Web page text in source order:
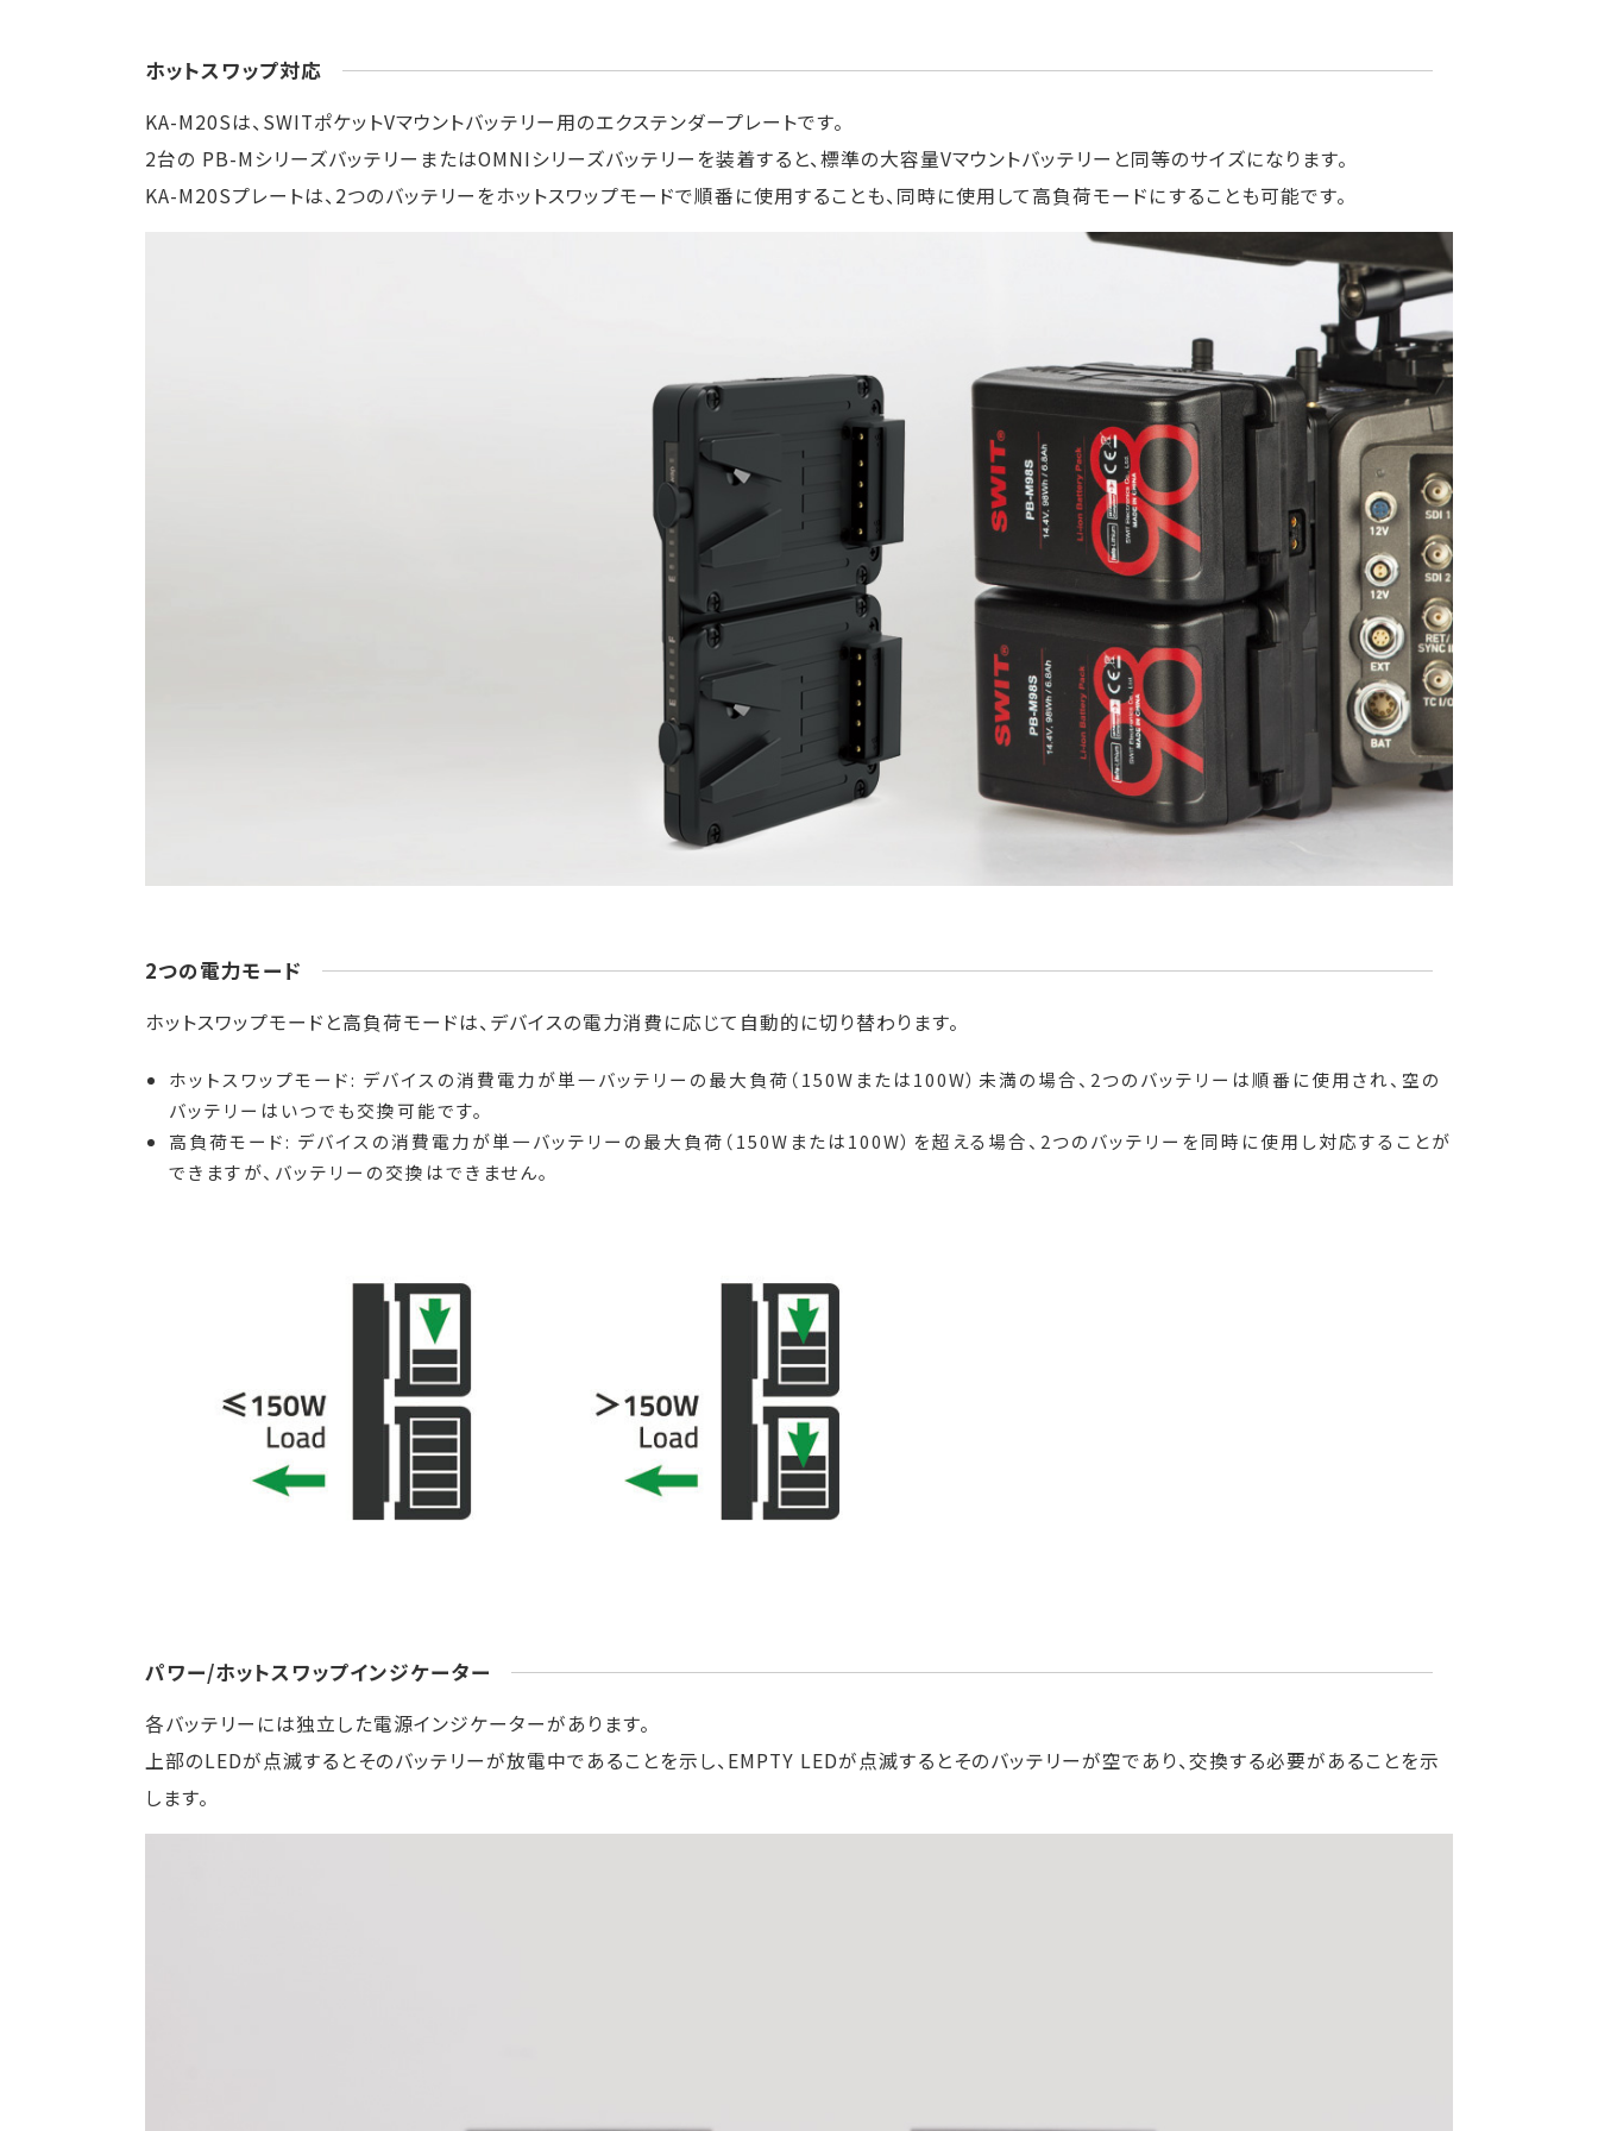
ホットスワップ対応
KA-M20Sは、SWITポケットVマウントバッテリー用のエクステンダープレートです。
2台の PB-MシリーズバッテリーまたはOMNIシリーズバッテリーを装着すると、標準の大容量Vマウントバッテリーと同等のサイズになります。
KA-M20Sプレートは、2つのバッテリーをホットスワップモードで順番に使用することも、同時に使用して高負荷モードにすることも可能です。
2つの電力モード
ホットスワップモードと高負荷モードは、デバイスの電力消費に応じて自動的に切り替わります。
ホットスワップモード: デバイスの消費電力が単一バッテリーの最大負荷（150Wまたは100W）未満の場合、2つのバッテリーは順番に使用され、空の
バッテリーはいつでも交換可能です。
高負荷モード: デバイスの消費電力が単一バッテリーの最大負荷（150Wまたは100W）を超える場合、2つのバッテリーを同時に使用し対応することが
できますが、バッテリーの交換はできません。
パワー/ホットスワップインジケーター
各バッテリーには独立した電源インジケーターがあります。
上部のLEDが点滅するとそのバッテリーが放電中であることを示し、EMPTY LEDが点滅するとそのバッテリーが空であり、交換する必要があることを示
します。